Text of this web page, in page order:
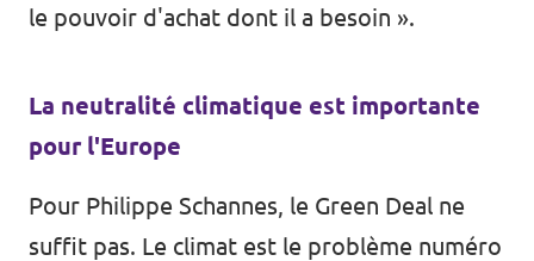
le pouvoir d'achat dont il a besoin ».
La neutralité climatique est importante
pour l'Europe
Pour Philippe Schannes, le Green Deal ne
suffit pas. Le climat est le problème numéro